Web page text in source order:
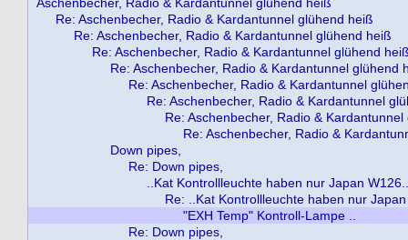
Re: Aschenbecher, Radio & Kardantunnel glühend heiß
Re: Aschenbecher, Radio & Kardantunnel glühend heiß
Re: Aschenbecher, Radio & Kardantunnel glühend
Re: Aschenbecher, Radio & Kardantunnel glühend
Re: Aschenbecher, Radio & Kardantunnel
Re: Aschenbecher, Radio & Kardantunnel
Re: Aschenbecher, Radio &
Re: Aschenbecher, Radio &
Down pipes,
Re: Down pipes,
..Kat Kontrollleuchte haben nur Japan
Re: ..Kat Kontrollleuchte haben nur
"EXH Temp" Kontroll-Lampe ..
Re: Down pipes,